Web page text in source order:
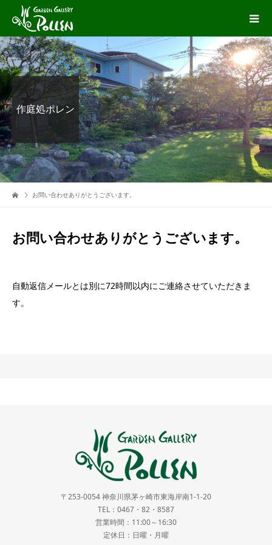
作庭処ポレン
お問い合わせありがとうございます。
お問い合わせありがとうございます。
自動返信メールとは別に72時間以内にご連絡させていただきま
す。
〒253-0054 神奈川県茅ヶ崎市東海岸南1-1-20
TEL：0467・82・8587
営業時間：11:00～16:30
定休日：日曜・月曜